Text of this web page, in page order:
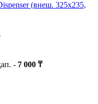
(внеш. 325х235,
- 7 000 ₸